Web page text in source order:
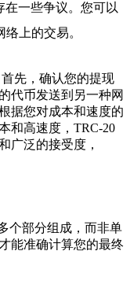
一些争议。您可以
上的交易。
先， 确认您的提现
代币发送到另一种网
据您对成本和速度的
和高速度，TRC-20
广泛的接受度，
个部分组成，而非单
能准确计算您的最终